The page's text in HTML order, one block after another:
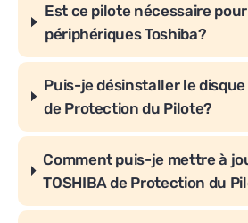
Est ce pilote nécessaire
périphériques Toshiba?
Puis-je désinstaller le disque
de Protection du Pilote?
Comment puis-je mettre à
TOSHIBA de Protection du